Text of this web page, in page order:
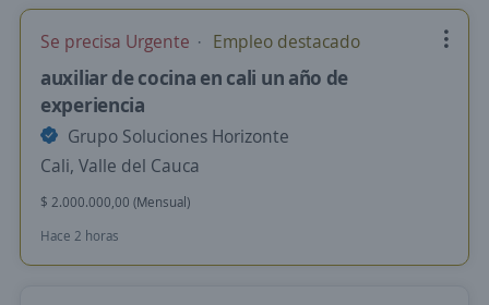
Se precisa Urgente Empleo destacado
auxiliar de cocina en cali un año de
experiencia
Grupo Soluciones Horizonte
Cali, Valle del Cauca
$ 2.000.000,00 (Mensual)
Hace 2 horas